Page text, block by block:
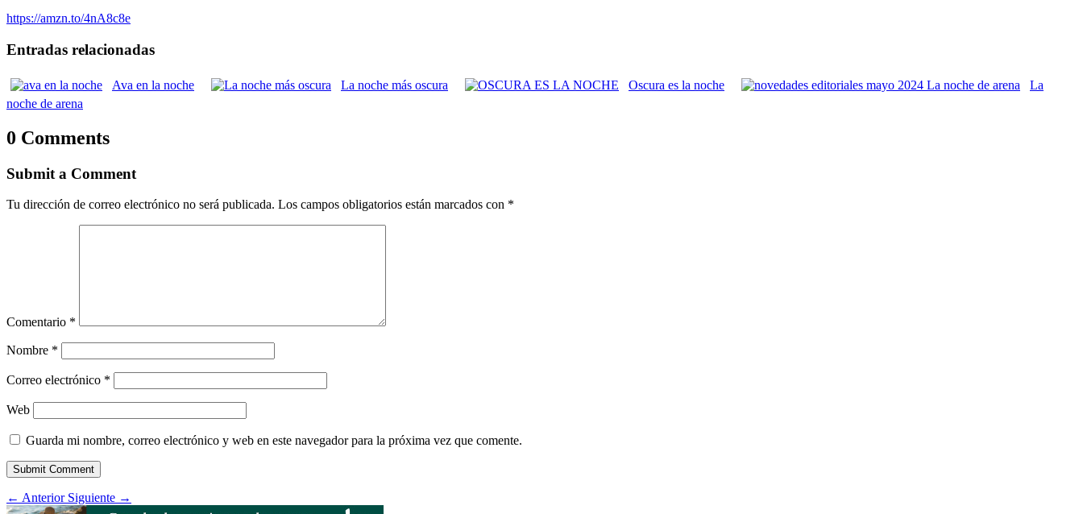
https://amzn.to/4nA8c8e
Entradas relacionadas
Ava en la noche La noche más oscura Oscura es la noche
La
noche de arena
0 Comments
Submit a Comment
Tu dirección de correo electrónico no será publicada. Los campos obligatorios están marcados con *
Comentario *
Nombre *
Correo electrónico *
Web
Guarda mi nombre, correo electrónico y web en este navegador para la próxima vez que comente.
Submit Comment
← Anterior Siguiente →